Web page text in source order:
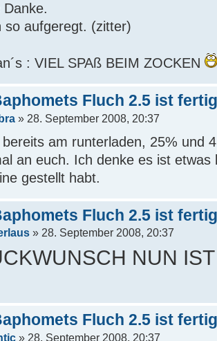
Danke.
so aufgeregt. (zitter)
: VIEL SPAß BEIM ZOCKEN
Fluch 2.5 ist fertig
» 28. September 2008, 20:37
bereits am runterladen, 25% und
an euch. Ich denke es ist
gestellt habt.
Fluch 2.5 ist fertig
» 28. September 2008, 20:37
NUN
Fluch 2.5 ist fertig
» 28. September 2008, 20:37